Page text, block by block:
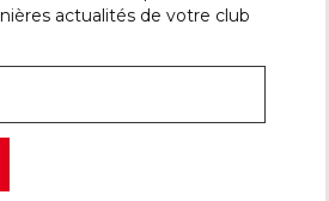
actualités de votre club